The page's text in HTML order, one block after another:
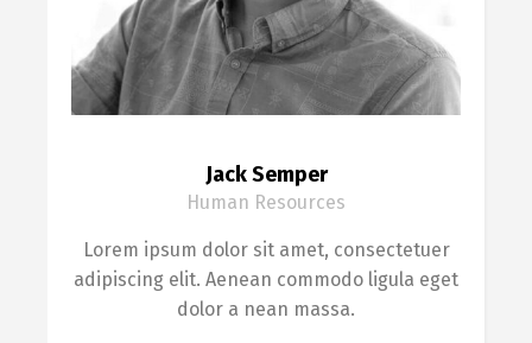
Jack Semper
Human Resources
Lorem ipsum dolor sit amet, consectetuer
adipiscing elit. Aenean commodo ligula eget
dolor a nean massa.